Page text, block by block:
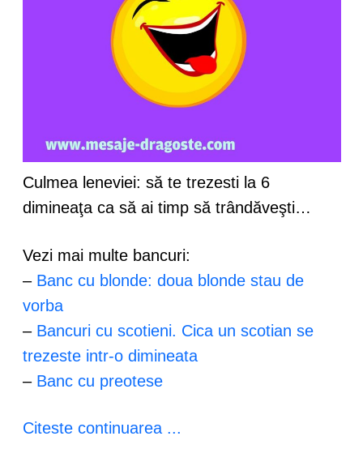
Culmea leneviei: să te trezesti la 6
dimineaţa ca să ai timp să trândăveşti…
Vezi mai multe bancuri:
– Banc cu blonde: doua blonde stau de
vorba
– Bancuri cu scotieni. Cica un scotian se
trezeste intr-o dimineata
– Banc cu preotese
Citeste continuarea ...